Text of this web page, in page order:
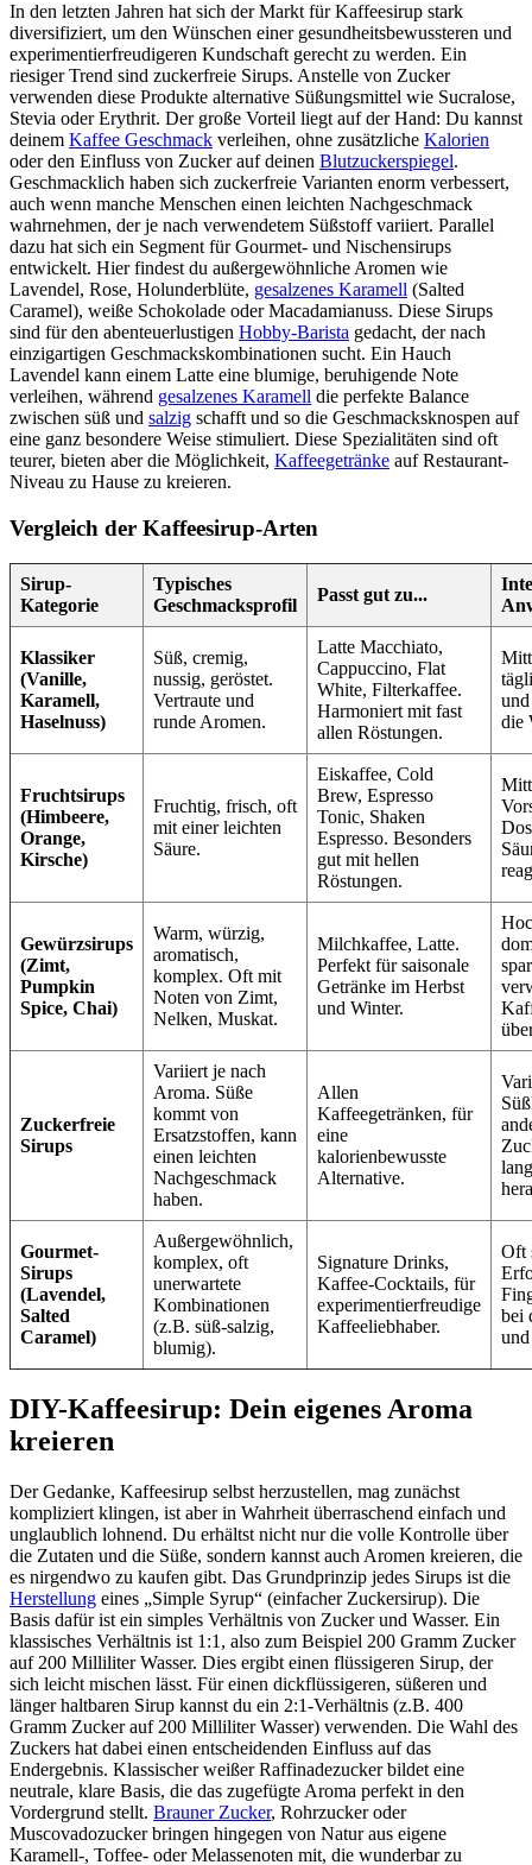
In den letzten Jahren hat sich der Markt für Kaffeesirup stark
diversifiziert, um den Wünschen einer gesundheitsbewussteren und
experimentierfreudigeren Kundschaft gerecht zu werden. Ein
riesiger Trend sind zuckerfreie Sirups. Anstelle von Zucker
verwenden diese Produkte alternative Süßungsmittel wie Sucralose,
Stevia oder Erythrit. Der große Vorteil liegt auf der Hand: Du kannst
deinem Kaffee Geschmack verleihen, ohne zusätzliche Kalorien
oder den Einfluss von Zucker auf deinen Blutzuckerspiegel.
Geschmacklich haben sich zuckerfreie Varianten enorm verbessert,
auch wenn manche Menschen einen leichten Nachgeschmack
wahrnehmen, der je nach verwendetem Süßstoff variiert. Parallel
dazu hat sich ein Segment für Gourmet- und Nischensirups
entwickelt. Hier findest du außergewöhnliche Aromen wie
Lavendel, Rose, Holunderblüte, gesalzenes Karamell (Salted
Caramel), weiße Schokolade oder Macadamianuss. Diese Sirups
sind für den abenteuerlustigen Hobby-Barista gedacht, der nach
einzigartigen Geschmackskombinationen sucht. Ein Hauch
Lavendel kann einem Latte eine blumige, beruhigende Note
verleihen, während gesalzenes Karamell die perfekte Balance
zwischen süß und salzig schafft und so die Geschmacksknospen auf
eine ganz besondere Weise stimuliert. Diese Spezialitäten sind oft
teurer, bieten aber die Möglichkeit, Kaffeegetränke auf Restaurant-
Niveau zu Hause zu kreieren.
Vergleich der Kaffeesirup-Arten
Sirup-
Kategorie
Typisches
Geschmacksprofil
Passt gut zu...
Klassiker
(Vanille,
Karamell,
Haselnuss)
Süß, cremig,
nussig, geröstet.
Vertraute und
runde Aromen.
Latte Macchiato,
Cappuccino, Flat
White, Filterkaffee.
Harmoniert mit fast
allen Röstungen.
die
Fruchtsirups
(Himbeere,
Orange,
Kirsche)
Fruchtig, frisch, oft
mit einer leichten
Säure.
Eiskaffee, Cold
Brew, Espresso
Tonic, Shaken
Espresso. Besonders
gut mit hellen
Röstungen.
Gewürzsirups
(Zimt,
Pumpkin
Spice, Chai)
Warm, würzig,
aromatisch,
komplex. Oft mit
Noten von Zimt,
Nelken, Muskat.
Milchkaffee, Latte.
Perfekt für saisonale
Getränke im Herbst
und Winter.
Zuckerfreie
Sirups
Variiert je nach
Aroma. Süße
kommt von
Ersatzstoffen, kann
einen leichten
Nachgeschmack
haben.
Allen
Kaffeegetränken, für
eine
kalorienbewusste
Alternative.
Gourmet-
Sirups
(Lavendel,
Salted
Caramel)
Außergewöhnlich,
komplex, oft
unerwartete
Kombinationen
(z.B. süß-salzig,
blumig).
Signature Drinks,
Kaffee-Cocktails, für
experimentierfreudige
Kaffeeliebhaber.
Oft
bei
DIY-Kaffeesirup: Dein eigenes Aroma
kreieren
Der Gedanke, Kaffeesirup selbst herzustellen, mag zunächst
kompliziert klingen, ist aber in Wahrheit überraschend einfach und
unglaublich lohnend. Du erhältst nicht nur die volle Kontrolle über
die Zutaten und die Süße, sondern kannst auch Aromen kreieren, die
es nirgendwo zu kaufen gibt. Das Grundprinzip jedes Sirups ist die
Herstellung eines „Simple Syrup“ (einfacher Zuckersirup). Die
Basis dafür ist ein simples Verhältnis von Zucker und Wasser. Ein
klassisches Verhältnis ist 1:1, also zum Beispiel 200 Gramm Zucker
auf 200 Milliliter Wasser. Dies ergibt einen flüssigeren Sirup, der
sich leicht mischen lässt. Für einen dickflüssigeren, süßeren und
länger haltbaren Sirup kannst du ein 2:1-Verhältnis (z.B. 400
Gramm Zucker auf 200 Milliliter Wasser) verwenden. Die Wahl des
Zuckers hat dabei einen entscheidenden Einfluss auf das
Endergebnis. Klassischer weißer Raffinadezucker bildet eine
neutrale, klare Basis, die das zugefügte Aroma perfekt in den
Vordergrund stellt. Brauner Zucker, Rohrzucker oder
Muscovadozucker bringen hingegen von Natur aus eigene
Karamell-, Toffee- oder Melassenoten mit, die wunderbar zu